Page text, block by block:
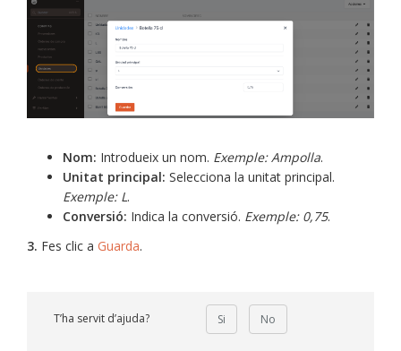
Nom: Introdueix un nom. Exemple: Ampolla.
Unitat principal: Selecciona la unitat principal.
Exemple: L.
Conversió: Indica la conversió. Exemple: 0,75.
3. Fes clic a Guarda.
T’ha servit d’ajuda? Si No